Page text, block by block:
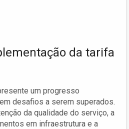
da tarifa
um progresso
desafios a serem superados.
da qualidade do serviço, a
em infraestrutura e a